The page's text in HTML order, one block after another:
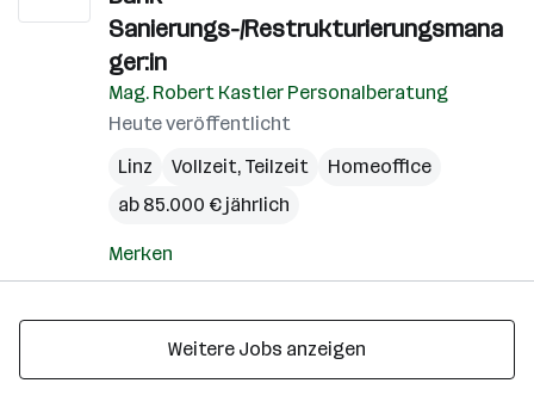
Sanierungs-/Restrukturierungsmana
ger:in
Mag. Robert Kastler Personalberatung
Heute veröffentlicht
Linz
Vollzeit, Teilzeit
Homeoffice
ab 85.000 € jährlich
Merken
Weitere Jobs anzeigen